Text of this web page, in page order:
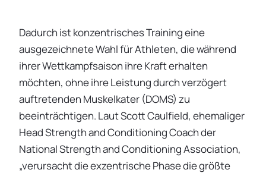
Dadurch ist konzentrisches Training eine
ausgezeichnete Wahl für Athleten, die während
ihrer Wettkampfsaison ihre Kraft erhalten
möchten, ohne ihre Leistung durch verzögert
auftretenden Muskelkater (DOMS) zu
beeinträchtigen. Laut Scott Caulfield, ehemaliger
Head Strength and Conditioning Coach der
National Strength and Conditioning Association,
„verursacht die exzentrische Phase die größte